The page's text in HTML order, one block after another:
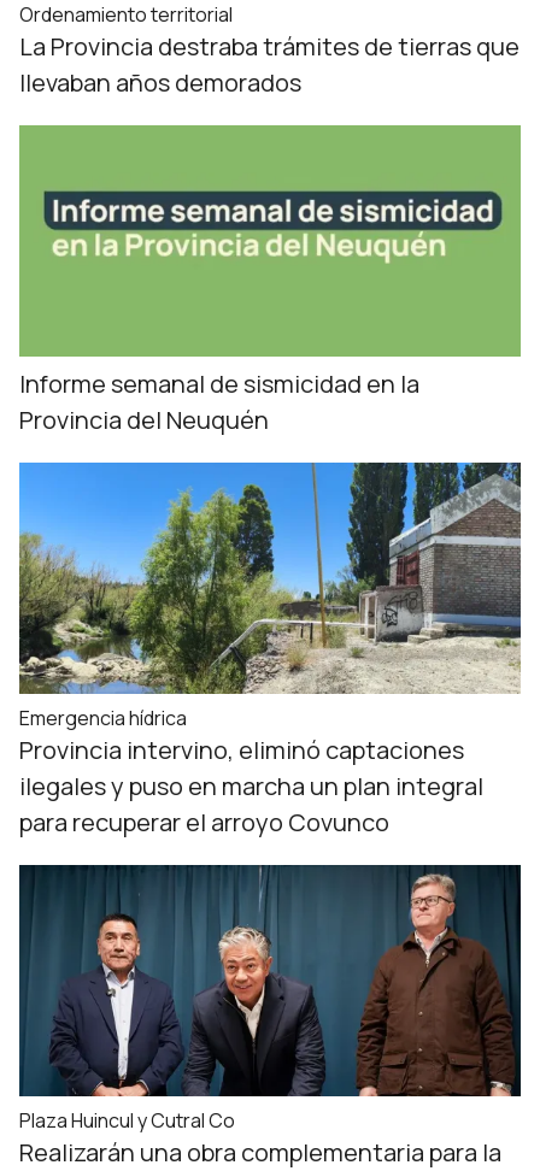
Ordenamiento territorial
La Provincia destraba trámites de tierras que
llevaban años demorados
Informe semanal de sismicidad en la
Provincia del Neuquén
Emergencia hídrica
Provincia intervino, eliminó captaciones
ilegales y puso en marcha un plan integral
para recuperar el arroyo Covunco
Plaza Huincul y Cutral Co
Realizarán una obra complementaria para la